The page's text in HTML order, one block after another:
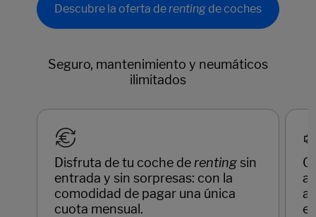
Descubre la oferta derentingde coches
Seguro, mantenimiento y neumáticos
ilimitados
Disfruta de tu coche de rentingsin
entrada y sin sorpresas: con la
comodidad de pagar una única
cuota mensual.
e